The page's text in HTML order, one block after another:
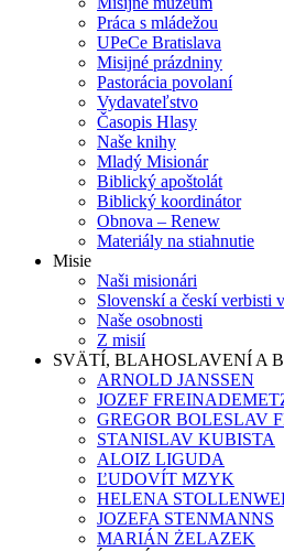
Práca s mládežou
UPeCe Bratislava
Misijné prázdniny
Pastorácia povolaní
Vydavateľstvo
Časopis Hlasy
Naše knihy
Mladý Misionár
Biblický apoštolát
Biblický koordinátor
Obnova – Renew
Materiály na stiahnutie
Misie
Naši misionári
Slovenskí a českí verbisti
Naše osobnosti
Z misií
SVÄTÍ, BLAHOSLAVENÍ A
ARNOLD JANSSEN
JOZEF
GREGOR BOLESLAV
STANISLAV KUBISTA
ALOIZ LIGUDA
ĽUDOVÍT MZYK
HELENA
JOZEFA STENMANNS
MARIÁN ŻELAZEK